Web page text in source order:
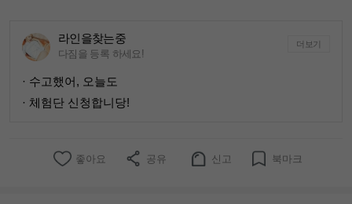
라인을찾는중
다짐을 등록 하세요!
더보기
· 수고했어, 오늘도
· 체험단 신청합니당!
좋아요 공유 신고 북마크